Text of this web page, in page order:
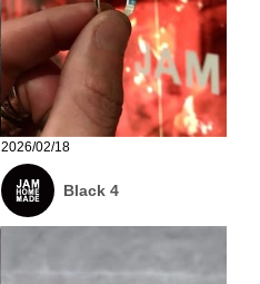
2026/02/18
Black 4